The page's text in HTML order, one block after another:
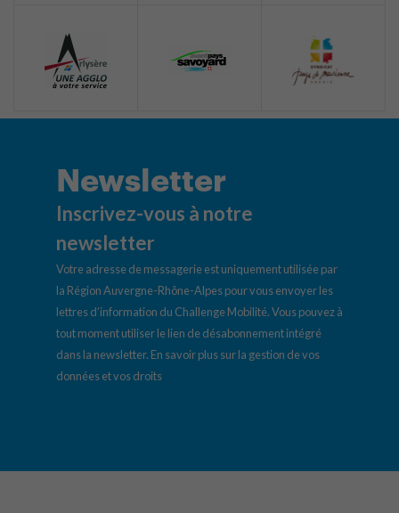
Newsletter
Inscrivez-vous à notre
newsletter
Votre adresse de messagerie est uniquement utilisée par
la Région Auvergne-Rhône-Alpes pour vous envoyer les
lettres d’information du Challenge Mobilité. Vous pouvez à
tout moment utiliser le lien de désabonnement intégré
dans la newsletter. En savoir plus sur la gestion de vos
données et vos droits